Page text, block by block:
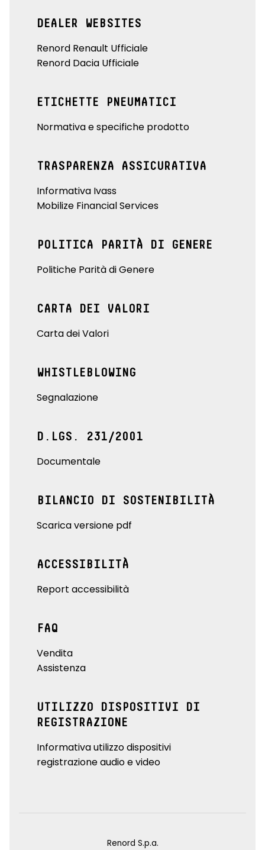
DEALER WEBSITES
Renord Renault Ufficiale
Renord Dacia Ufficiale
ETICHETTE PNEUMATICI
Normativa e specifiche prodotto
TRASPARENZA ASSICURATIVA
Informativa Ivass
Mobilize Financial Services
POLITICA PARITÀ DI GENERE
Politiche Parità di Genere
CARTA DEI VALORI
Carta dei Valori
WHISTLEBLOWING
Segnalazione
D.LGS. 231/2001
Documentale
BILANCIO DI SOSTENIBILITÀ
Scarica versione pdf
ACCESSIBILITÀ
Report accessibilità
FAQ
Vendita
Assistenza
UTILIZZO DISPOSITIVI DI
REGISTRAZIONE
Informativa utilizzo dispositivi
registrazione audio e video
Renord S.p.a.